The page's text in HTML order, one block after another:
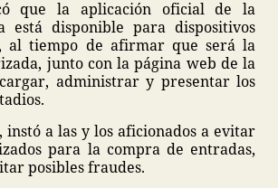
que la aplicación oficial de la
está disponible para dispositivos
al tiempo de afirmar que será la
junto con la página web de la
administrar y presentar los
a las y los aficionados a evitar
para la compra de entradas,
posibles fraudes.